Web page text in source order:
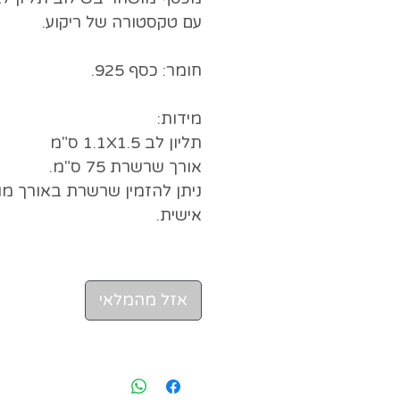
עם טקסטורה של ריקוע.
חומר: כסף 925.
מידות:
תליון לב 1.1X1.5 ס"מ
אורך שרשרת 75 ס"מ.
ניתן להזמין שרשרת באורך
אישית.
אזל מהמלאי